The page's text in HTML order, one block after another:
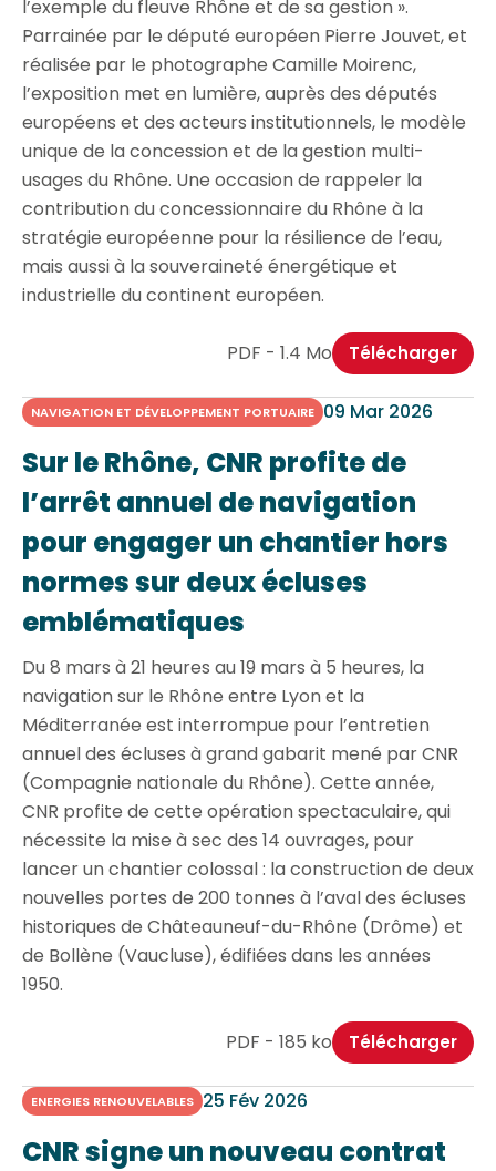
l’exemple du fleuve Rhône et de sa gestion ».
Parrainée par le député européen Pierre Jouvet, et
réalisée par le photographe Camille Moirenc,
l’exposition met en lumière, auprès des députés
européens et des acteurs institutionnels, le modèle
unique de la concession et de la gestion multi-
usages du Rhône. Une occasion de rappeler la
contribution du concessionnaire du Rhône à la
stratégie européenne pour la résilience de l’eau,
mais aussi à la souveraineté énergétique et
industrielle du continent européen.
PDF - 1.4 Mo Télécharger
NAVIGATION ET DÉVELOPPEMENT PORTUAIRE 09 Mar 2026
Sur le Rhône, CNR profite de
l’arrêt annuel de navigation
pour engager un chantier hors
normes sur deux écluses
emblématiques
Du 8 mars à 21 heures au 19 mars à 5 heures, la
navigation sur le Rhône entre Lyon et la
Méditerranée est interrompue pour l’entretien
annuel des écluses à grand gabarit mené par CNR
(Compagnie nationale du Rhône). Cette année,
CNR profite de cette opération spectaculaire, qui
nécessite la mise à sec des 14 ouvrages, pour
lancer un chantier colossal : la construction de deux
nouvelles portes de 200 tonnes à l’aval des écluses
historiques de Châteauneuf-du-Rhône (Drôme) et
de Bollène (Vaucluse), édifiées dans les années
1950.
PDF - 185 ko Télécharger
ENERGIES RENOUVELABLES 25 Fév 2026
CNR signe un nouveau contrat